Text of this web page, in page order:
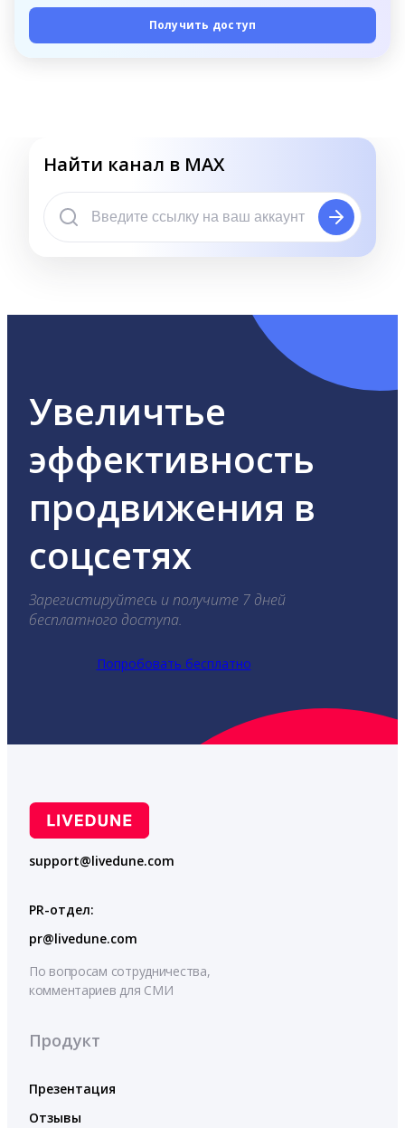
Получить доступ
Найти канал в MAX
Увеличтье
эффективность
продвижения в
соцсетях
Зарегистируйтесь и получите 7 дней
бесплатного доступа.
Попробовать бесплатно
support@livedune.com
PR-отдел:
pr@livedune.com
По вопросам сотрудничества,
комментариев для СМИ
Продукт
Презентация
Отзывы